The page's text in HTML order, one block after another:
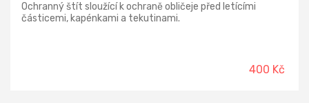
Ochranný štít sloužící k ochraně obličeje před letícími
částicemi, kapénkami a tekutinami.
400 Kč